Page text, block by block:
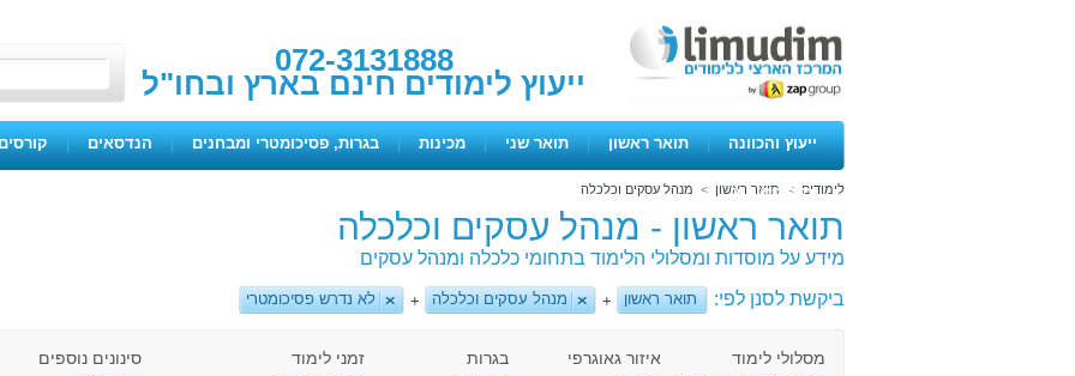
072-3131888
ייעוץ לימודים חינם בארץ ובחו"ל
ייעוץ והכוונה | תואר ראשון | תואר שני | מכינות | בגרות, פסיכומטרי ומבחנים | הנדסאים |
ימים פתוחיםלימודים > תואר ראשון > מנהל עסקים וכלכלה
תואר ראשון - מנהל עסקים וכלכלה
מידע על מוסדות ומסלולי הלימוד בתחומי כלכלה ומנהל עסקים
ביקשת לסנן לפי:
תואר ראשון + מנהל עסקים וכלכלה + לא נדרש פסיכומטרי
מסלולי לימוד איזור גאוגרפי בגרות זמני לימוד סינונים נוספים